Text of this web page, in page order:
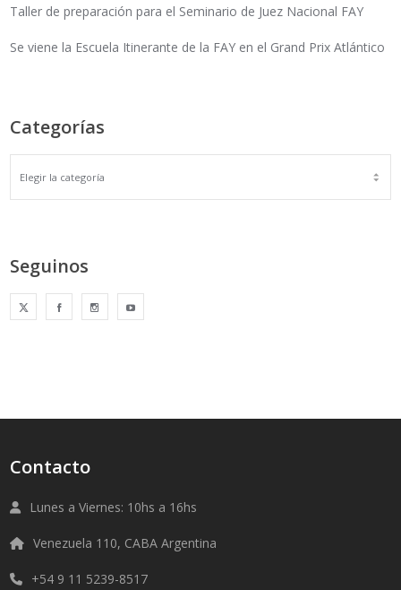
Taller de preparación para el Seminario de Juez Nacional FAY
Se viene la Escuela Itinerante de la FAY en el Grand Prix Atlántico
Categorías
Seguinos
Contacto
Lunes a Viernes: 10hs a 16hs
Venezuela 110, CABA Argentina
+54 9 11 5239-8517